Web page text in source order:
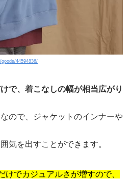
44594836/
で、着こなしの幅が相当広がり
ので、ジャケットのインナーや
気を出すことができます。
けでカジュアルさが増すので、